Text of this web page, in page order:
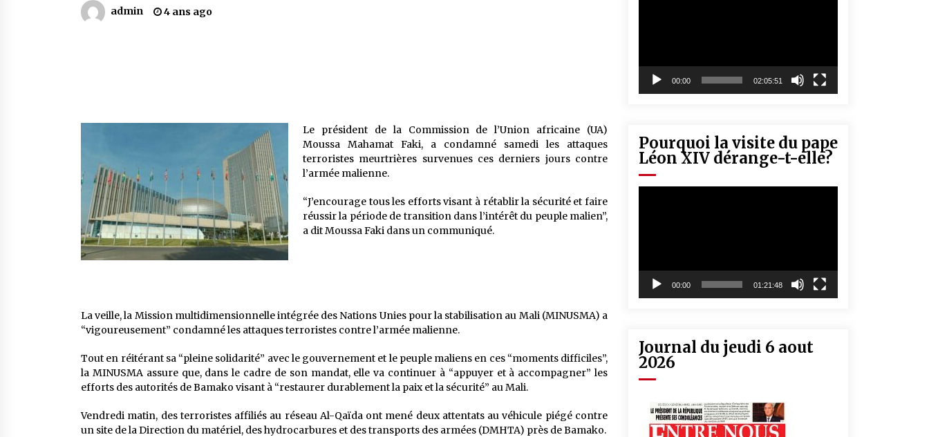
admin 4 ans ago
Le président de la Commission de l’Union africaine (UA)
Moussa Mahamat Faki, a condamné samedi les attaques
terroristes meurtrières survenues ces derniers jours contre
l’armée malienne.
“J’encourage tous les efforts visant à rétablir la sécurité et faire
réussir la période de transition dans l’intérêt du peuple malien”,
a dit Moussa Faki dans un communiqué.
La veille, la Mission multidimensionnelle intégrée des Nations Unies pour la stabilisation au Mali (MINUSMA) a
“vigoureusement” condamné les attaques terroristes contre l’armée malienne.
Tout en réitérant sa “pleine solidarité” avec le gouvernement et le peuple maliens en ces “moments difficiles”,
la MINUSMA assure que, dans le cadre de son mandat, elle va continuer à “appuyer et à accompagner” les
efforts des autorités de Bamako visant à “restaurer durablement la paix et la sécurité” au Mali.
Vendredi matin, des terroristes affiliés au réseau Al-Qaïda ont mené deux attentats au véhicule piégé contre
un site de la Direction du matériel, des hydrocarbures et des transports des armées (DMHTA) près de Bamako.
00:00 02:05:51
Pourquoi la visite du pape
Léon XIV dérange-t-elle?
00:00 01:21:48
Journal du jeudi 6 aout
2026